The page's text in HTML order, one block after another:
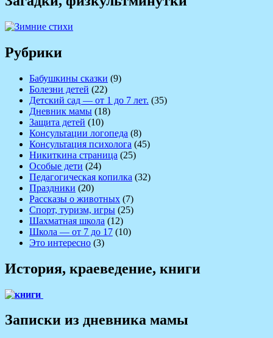
Рубрики
Бабушкины сказки (9)
Болезни детей (22)
Детский сад — от 1 до 7 лет. (35)
Дневник мамы (18)
Защита детей (10)
Консультации логопеда (8)
Консультация психолога (45)
Никиткина страница (25)
Особые дети (24)
Педагогическая копилка (32)
Праздники (20)
Рассказы о животных (7)
Спорт, туризм, игры (25)
Шахматная школа (12)
Школа — от 7 до 17 (10)
Это интересно (3)
История, краеведение, книги
Записки из дневника мамы